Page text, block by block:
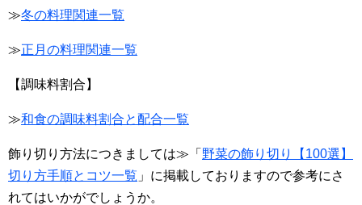
≫冬の料理関連一覧
≫正月の料理関連一覧
【調味料割合】
≫和食の調味料割合と配合一覧
飾り切り方法につきましては≫「 野菜の飾り切り【100選】
切り方手順とコツ一覧 」に掲載しておりますので参考にさ
れてはいかがでしょうか。